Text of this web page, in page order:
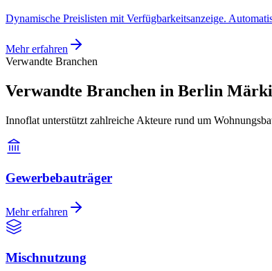
Dynamische Preislisten mit Verfügbarkeitsanzeige.
Mehr erfahren
Verwandte Branchen
Verwandte Branchen in Berlin
Innoflat unterstützt zahlreiche Akteure rund um
Gewerbebauträger
Mehr erfahren
Mischnutzung